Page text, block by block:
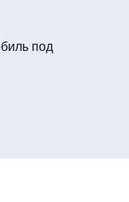
под